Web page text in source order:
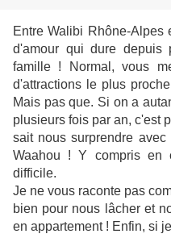
Entre Walibi Rhône-Alpes
d'amour qui dure
famille ! Normal, vous
d'attractions le plus
Mais pas que. Si on a
plusieurs fois par an, c'est
sait nous surprendre avec
Waahou ! Y compris en
difficile.
Je ne vous raconte pas
bien pour nous lâcher et
en appartement ! Enfin, si